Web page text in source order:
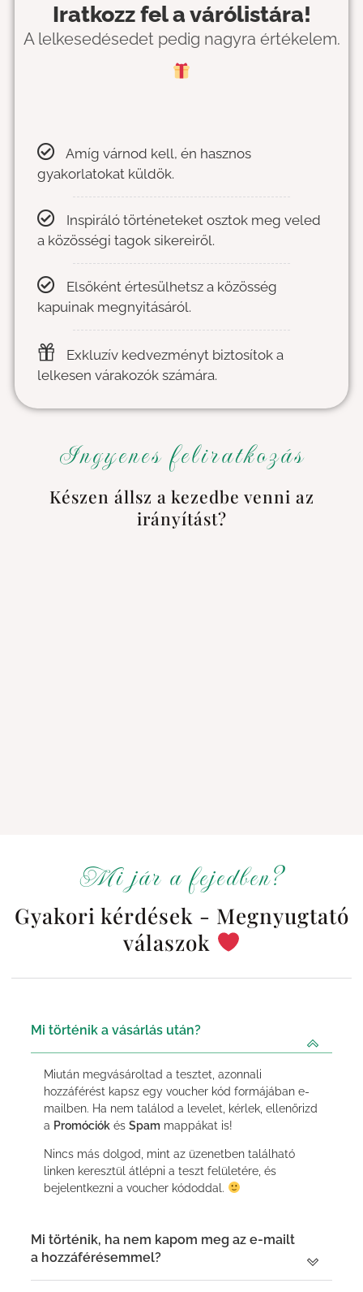
Iratkozz fel a várólistára!
A lelkesedésedet pedig nagyra értékelem.
Amíg várnod kell, én hasznos
gyakorlatokat küldök.
Inspiráló történeteket osztok meg veled
a közösségi tagok sikereiről.
Elsőként értesülhetsz a közösség
kapuinak megnyitásáról.
Exkluzív kedvezményt biztosítok a
lelkesen várakozók számára.
Ingyenes feliratkozás
Készen állsz a kezedbe venni az
irányítást?
Mi jár a fejedben?
Gyakori kérdések - Megnyugtató
válaszok
Mi történik a vásárlás után?
Miután megvásároltad a tesztet, azonnali
hozzáférést kapsz egy voucher kód formájában e-
mailben. Ha nem találod a levelet, kérlek, ellenőrizd
a Promóciók és Spam mappákat is!
Nincs más dolgod, mint az üzenetben található
linken keresztül átlépni a teszt felületére, és
bejelentkezni a voucher kódoddal.
Mi történik, ha nem kapom meg az e-mailt
a hozzáférésemmel?